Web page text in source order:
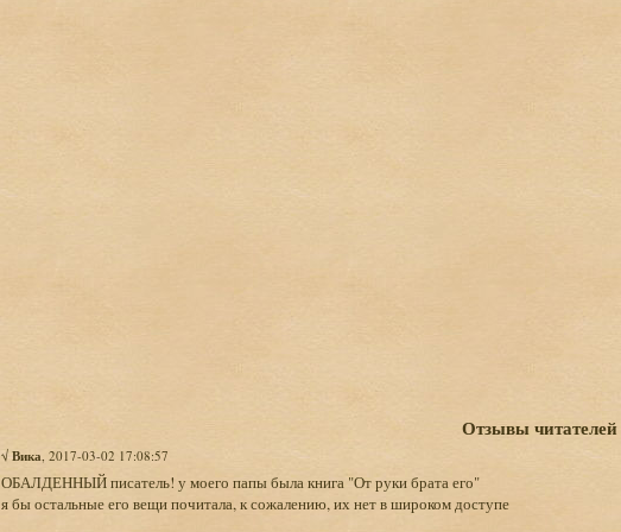
Отзывы читателей
√ Вика, 2017-03-02 17:08:57
ОБАЛДЕННЫЙ писатель! у моего папы была книга "От руки брата его"
я бы остальные его вещи почитала, к сожалению, их нет в широком доступе